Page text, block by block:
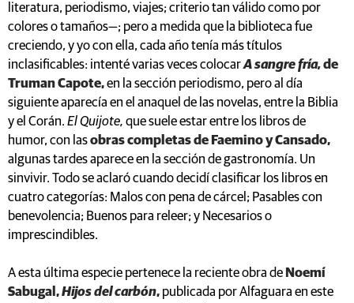
literatura, periodismo, viajes; criterio tan válido como por
colores o tamaños—; pero a medida que la biblioteca fue
creciendo, y yo con ella, cada año tenía más títulos
inclasificables: intenté varias veces colocarA sangre fría,de
Truman Capote,en la sección periodismo, pero al día
siguiente aparecía en el anaquel de las novelas, entre la Biblia
y el Corán. El Quijote, que suele estar entre los libros de
humor, con lasobras completas de Faemino y Cansado,
algunas tardes aparece en la sección de gastronomía. Un
sinvivir. Todo se aclaró cuando decidí clasificar los libros en
cuatro categorías: Malos con pena de cárcel; Pasables con
benevolencia; Buenos para releer; y Necesarios o
imprescindibles.
A esta última especie pertenece la reciente obra de Noemí
Sabugal,Hijos del carbón, publicada por Alfaguara en este